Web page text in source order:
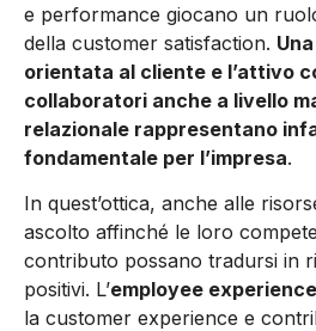
e performance giocano un
della customer satisfaction.
orientata al cliente e l’attivo
collaboratori anche a livello
relazionale rappresentano
fondamentale per l’impresa.
In quest’ottica, anche alle
ascolto affinché le loro
contributo possano tradursi in
positivi. L’employee experience
la customer experience e